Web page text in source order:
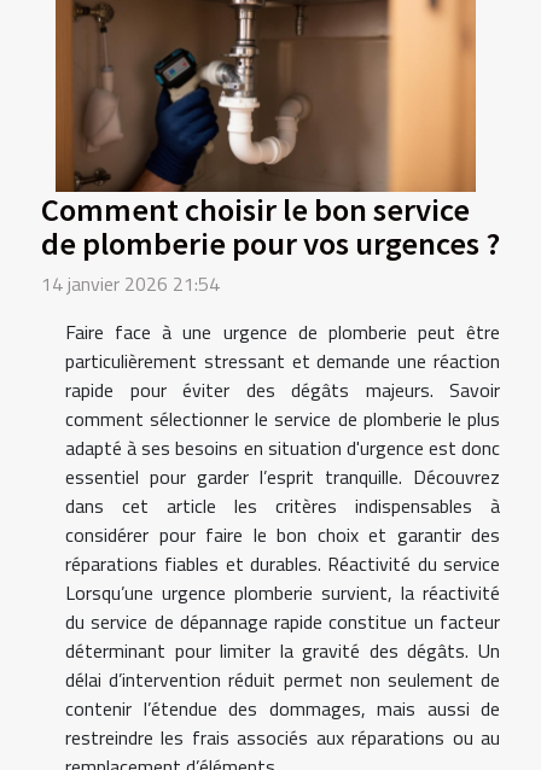
Comment choisir le bon service
de plomberie pour vos urgences ?
14 janvier 2026 21:54
Faire face à une urgence de plomberie peut être
particulièrement stressant et demande une réaction
rapide pour éviter des dégâts majeurs. Savoir
comment sélectionner le service de plomberie le plus
adapté à ses besoins en situation d'urgence est donc
essentiel pour garder l’esprit tranquille. Découvrez
dans cet article les critères indispensables à
considérer pour faire le bon choix et garantir des
réparations fiables et durables. Réactivité du service
Lorsqu’une urgence plomberie survient, la réactivité
du service de dépannage rapide constitue un facteur
déterminant pour limiter la gravité des dégâts. Un
délai d’intervention réduit permet non seulement de
contenir l’étendue des dommages, mais aussi de
restreindre les frais associés aux réparations ou au